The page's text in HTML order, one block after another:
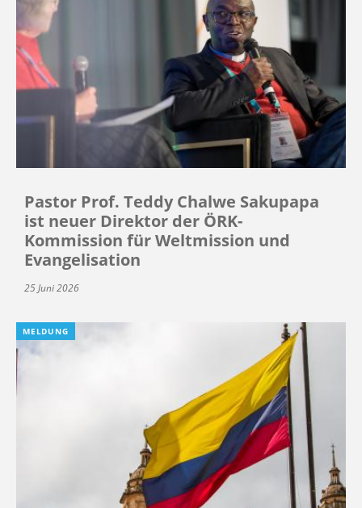
Pastor Prof. Teddy Chalwe Sakupapa
ist neuer Direktor der ÖRK-
Kommission für Weltmission und
Evangelisation
25 Juni 2026
MELDUNG